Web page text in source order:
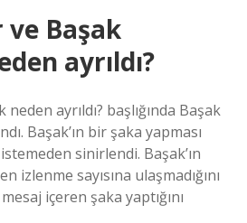
ve Başak
ayrıldı?
ayrıldı? başlığında Başak
Başak’ın bir şaka yapması
sinirlendi. Başak’ın
izlenme sayısına ulaşmadığını
içeren şaka yaptığını